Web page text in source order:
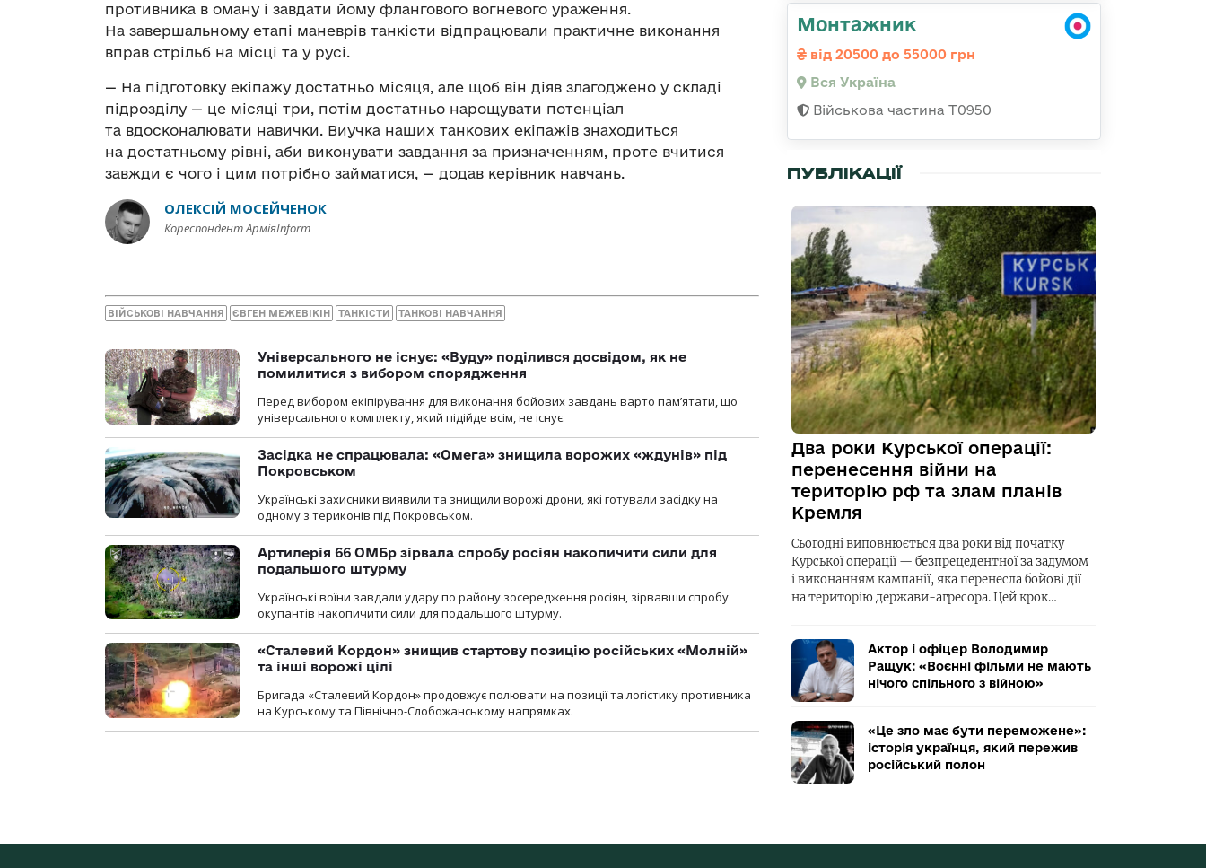
противника в оману і завдати йому флангового вогневого ураження.
На завершальному етапі маневрів танкісти відпрацювали практичне виконання
вправ стрільб на місці та у русі.
— На підготовку екіпажу достатньо місяця, але щоб він діяв злагоджено у складі
підрозділу — це місяці три, потім достатньо нарощувати потенціал
та вдосконалювати навички. Виучка наших танкових екіпажів знаходиться
на достатньому рівні, аби виконувати завдання за призначенням, проте вчитися
завжди є чого і цим потрібно займатися, — додав керівник навчань.
ОЛЕКСІЙ МОСЕЙЧЕНОК
Кореспондент АрміяInform
ВІЙСЬКОВІ НАВЧАННЯ ЄВГЕН МЕЖЕВІКІН ТАНКІСТИ ТАНКОВІ НАВЧАННЯ
Універсального не існує: «Вуду» поділився досвідом, як не
помилитися з вибором спорядження
Перед вибором екіпірування для виконання бойових завдань варто пам’ятати, що
універсального комплекту, який підійде всім, не існує.
Засідка не спрацювала: «Омега» знищила ворожих «ждунів» під
Покровськом
Українські захисники виявили та знищили ворожі дрони, які готували засідку на
одному з териконів під Покровськом.
Артилерія 66 ОМБр зірвала спробу росіян накопичити сили для
подальшого штурму
Українські воїни завдали удару по району зосередження росіян, зірвавши спробу
окупантів накопичити сили для подальшого штурму.
«Сталевий Кордон» знищив стартову позицію російських «Молній»
та інші ворожі цілі
Бригада «Сталевий Кордон» продовжує полювати на позиції та логістику противника
на Курському та Північно-Слобожанському напрямках.
Монтажник
від 20500 до 55000 грн
Вся Україна
Військова частина Т0950
ПУБЛІКАЦІЇ
Два роки Курської операції:
перенесення війни на
територію рф та злам планів
Кремля
Сьогодні виповнюється два роки від початку
Курської операції — безпрецедентної за задумом
і виконанням кампанії, яка перенесла бойові дії
на територію держави-агресора. Цей крок…
Актор і офіцер Володимир
Ращук: «Воєнні фільми не мають
нічого спільного з війною»
«Це зло має бути переможене»:
історія українця, який пережив
російський полон